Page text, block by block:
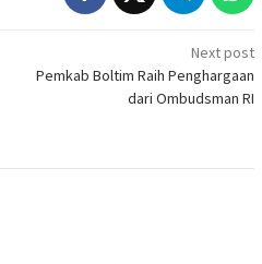
Next post
Pemkab Boltim Raih Penghargaan
dari Ombudsman RI